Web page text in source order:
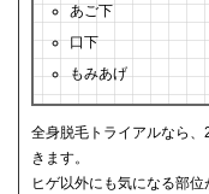
あご下
口下
もみあげ
全身脱毛トライアルなら
きます。
ヒゲ以外にも気になる部